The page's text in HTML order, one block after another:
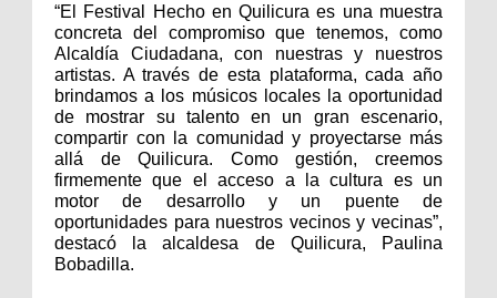
“El Festival Hecho en Quilicura es una muestra
concreta del compromiso que tenemos, como
Alcaldía Ciudadana, con nuestras y nuestros
artistas. A través de esta plataforma, cada año
brindamos a los músicos locales la oportunidad
de mostrar su talento en un gran escenario,
compartir con la comunidad y proyectarse más
allá de Quilicura. Como gestión, creemos
firmemente que el acceso a la cultura es un
motor de desarrollo y un puente de
oportunidades para nuestros vecinos y vecinas”,
destacó la alcaldesa de Quilicura, Paulina
Bobadilla.